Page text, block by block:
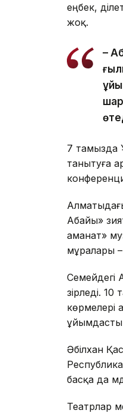
еңбек,
жоқ.
–
7 тамызда
танытуға
Абайы»
аманат»
мұралары –
Семейдегі
әзірледі.
көрмелері
Әбілхан
басқа да
Театрлар